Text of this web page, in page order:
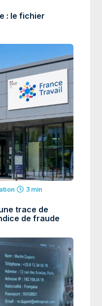
: le fichier
3 min
trace de
de fraude